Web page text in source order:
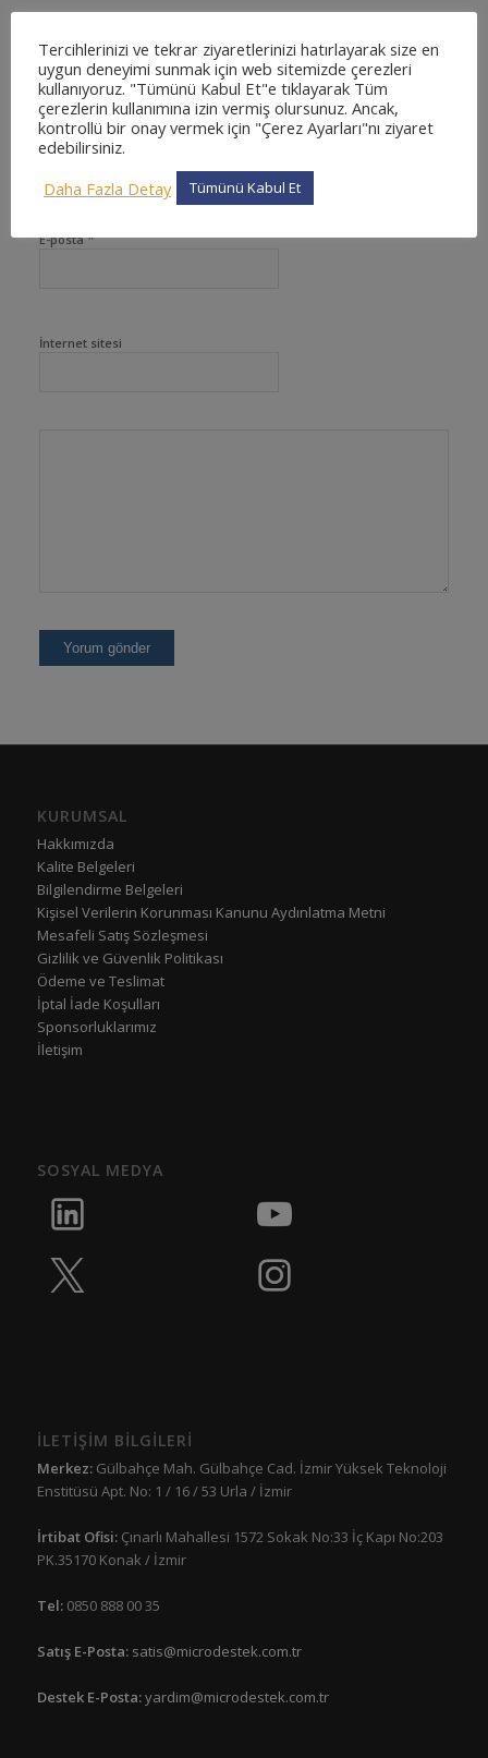
Want to join the discussion?
Feel free to contribute!
Ad*
E-posta*
İnternet sitesi
KURUMSAL
Hakkımızda
Kalite Belgeleri
Bilgilendirme Belgeleri
Kişisel Verilerin Korunması Kanunu Aydınlatma Metni
Mesafeli Satış Sözleşmesi
Gizlilik ve Güvenlik Politikası
Ödeme ve Teslimat
İptal İade Koşulları
Sponsorluklarımız
İletişim
SOSYAL MEDYA
İLETİŞİM BİLGİLERİ
Merkez:Gülbahçe Mah. Gülbahçe Cad. İzmir Yüksek Teknoloji
Enstitüsü Apt. No: 1 / 16 / 53 Urla / İzmir
İrtibat Ofisi: Çınarlı Mahallesi 1572 Sokak No:33 İç Kapı No:203
PK.35170 Konak / İzmir
Tel:0850 888 00 35
Satış E-Posta: satis@microdestek.com.tr
Destek E-Posta:yardim@microdestek.com.tr
Tercihlerinizi ve tekrar ziyaretlerinizi hatırlayarak size en
uygun deneyimi sunmak için web sitemizde çerezleri
kullanıyoruz. "Tümünü Kabul Et"e tıklayarak Tüm
çerezlerin kullanımına izin vermiş olursunuz. Ancak,
kontrollü bir onay vermek için "Çerez Ayarları"nı ziyaret
edebilirsiniz.
Daha Fazla Detay
Tümünü Kabul Et